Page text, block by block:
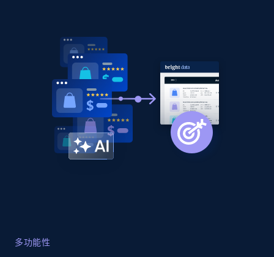
多功能性